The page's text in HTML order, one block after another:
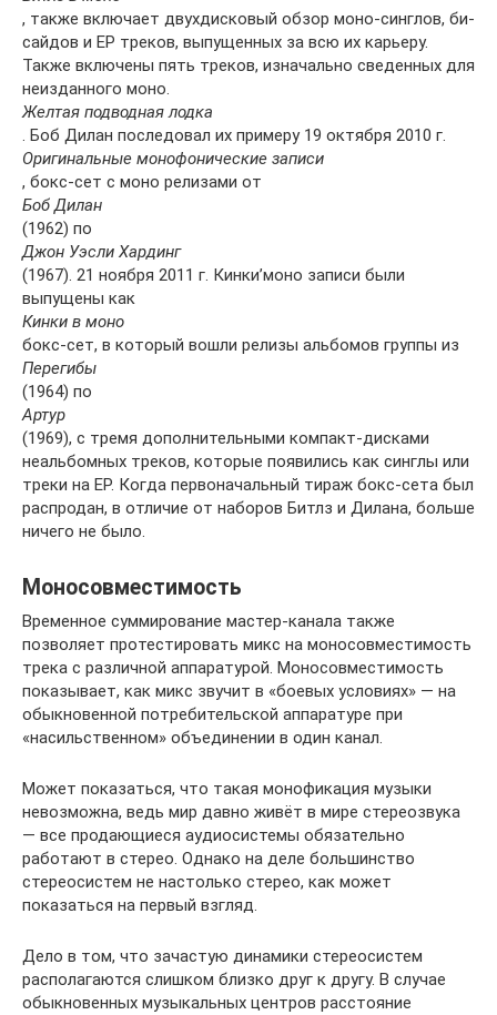
, также включает двухдисковый обзор моно-синглов, би-
сайдов и EP треков, выпущенных за всю их карьеру.
Также включены пять треков, изначально сведенных для
неизданного моно.
Желтая подводная лодка
. Боб Дилан последовал их примеру 19 октября 2010 г.
Оригинальные монофонические записи
, бокс-сет с моно релизами от
Боб Дилан
(1962) по
Джон Уэсли Хардинг
(1967). 21 ноября 2011 г. Кинки’моно записи были
выпущены как
Кинки в моно
бокс-сет, в который вошли релизы альбомов группы из
Перегибы
(1964) по
Артур
(1969), с тремя дополнительными компакт-дисками
неальбомных треков, которые появились как синглы или
треки на EP. Когда первоначальный тираж бокс-сета был
распродан, в отличие от наборов Битлз и Дилана, больше
ничего не было.
Моносовместимость
Временное суммирование мастер-канала также
позволяет протестировать микс на моносовместимость
трека с различной аппаратурой. Моносовместимость
показывает, как микс звучит в «боевых условиях» — на
обыкновенной потребительской аппаратуре при
«насильственном» объединении в один канал.
Может показаться, что такая монофикация музыки
невозможна, ведь мир давно живёт в мире стереозвука
— все продающиеся аудиосистемы обязательно
работают в стерео. Однако на деле большинство
стереосистем не настолько стерео, как может
показаться на первый взгляд.
Дело в том, что зачастую динамики стереосистем
располагаются слишком близко друг к другу. В случае
обыкновенных музыкальных центров расстояние